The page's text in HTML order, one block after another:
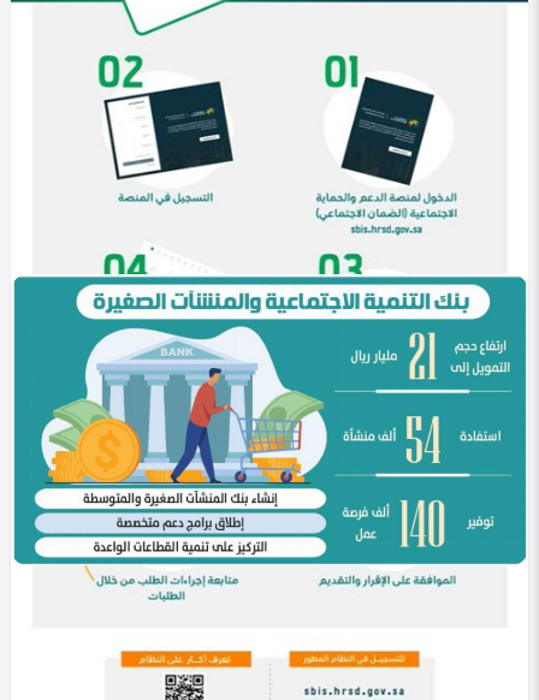
في التصنيف
أبشر الأعمال للمنشآت الصغيرة 1447 .. منصة رقمية
لخدمة قطاع الأعمال